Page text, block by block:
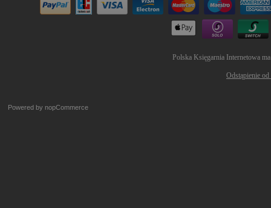
Polska Księgarnia Internetowa
Odstąpienie
Powered by nopCommerce